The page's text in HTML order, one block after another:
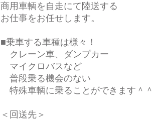
商用車輌を自走にて陸送する
お仕事をお任せします。
■乗車する車種は様々！
クレーン車、ダンプカー
マイクロバスなど
普段乗る機会のない
特殊車輌に乗ることができます＾＾
＜回送先＞